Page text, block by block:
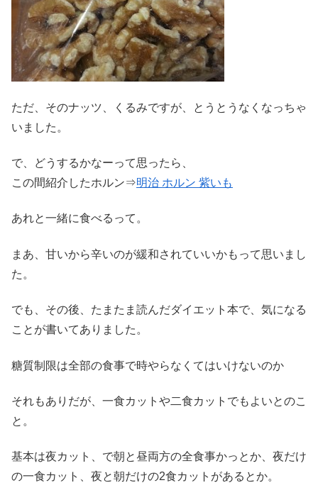
ただ、そのナッツ、くるみですが、とうとうなくなっちゃ
いました。
で、どうするかなーって思ったら、
この間紹介したホルン⇒明治 ホルン 紫いも
あれと一緒に食べるって。
まあ、甘いから辛いのが緩和されていいかもって思いまし
た。
でも、その後、たまたま読んだダイエット本で、気になる
ことが書いてありました。
糖質制限は全部の食事で時やらなくてはいけないのか
それもありだが、一食カットや二食カットでもよいとのこ
と。
基本は夜カット、で朝と昼両方の全食事かっとか、夜だけ
の一食カット、夜と朝だけの2食カットがあるとか。